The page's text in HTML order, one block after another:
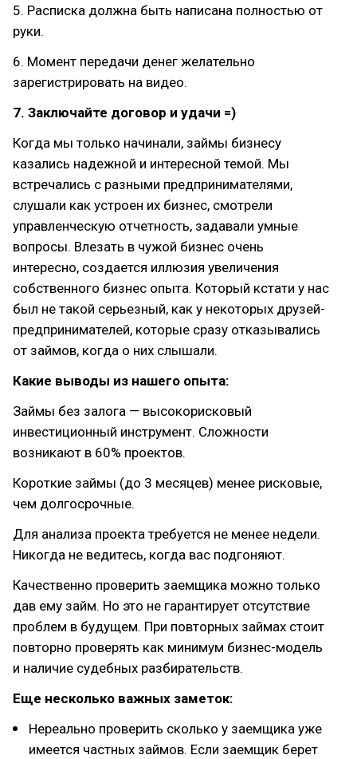
5. Расписка должна быть написана полностью от
руки.
6. Момент передачи денег желательно
зарегистрировать на видео.
7. Заключайте договор и удачи =)
Когда мы только начинали, займы бизнесу
казались надежной и интересной темой. Мы
встречались с разными предпринимателями,
слушали как устроен их бизнес, смотрели
управленческую отчетность, задавали умные
вопросы. Влезать в чужой бизнес очень
интересно, создается иллюзия увеличения
собственного бизнес опыта. Который кстати у нас
был не такой серьезный, как у некоторых друзей-
предпринимателей, которые сразу отказывались
от займов, когда о них слышали.
Какие выводы из нашего опыта:
Займы без залога — высокорисковый
инвестиционный инструмент. Сложности
возникают в 60% проектов.
Короткие займы (до 3 месяцев) менее рисковые,
чем долгосрочные.
Для анализа проекта требуется не менее недели.
Никогда не ведитесь, когда вас подгоняют.
Качественно проверить заемщика можно только
дав ему займ. Но это не гарантирует отсутствие
проблем в будущем. При повторных займах стоит
повторно проверять как минимум бизнес-модель
и наличие судебных разбирательств.
Еще несколько важных заметок:
Нереально проверить сколько у заемщика уже
имеется частных займов. Если заемщик берет